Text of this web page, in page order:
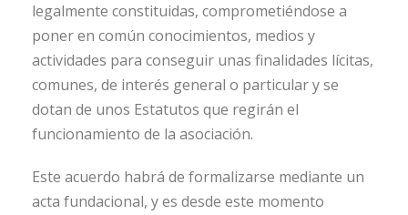
legalmente constituidas, comprometiéndose a
poner en común conocimientos, medios y
actividades para conseguir unas finalidades lícitas,
comunes, de interés general o particular y se
dotan de unos Estatutos que regirán el
funcionamiento de la asociación.
Este acuerdo habrá de formalizarse mediante un
acta fundacional, y es desde este momento